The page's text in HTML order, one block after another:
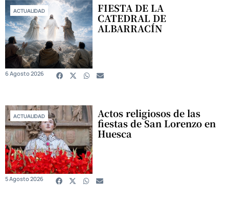
ACTUALIDAD FIESTA DE LA
CATEDRAL DE
ALBARRACÍN
6 Agosto 2026
ACTUALIDAD Actos religiosos de las
fiestas de San Lorenzo en
Huesca
5 Agosto 2026